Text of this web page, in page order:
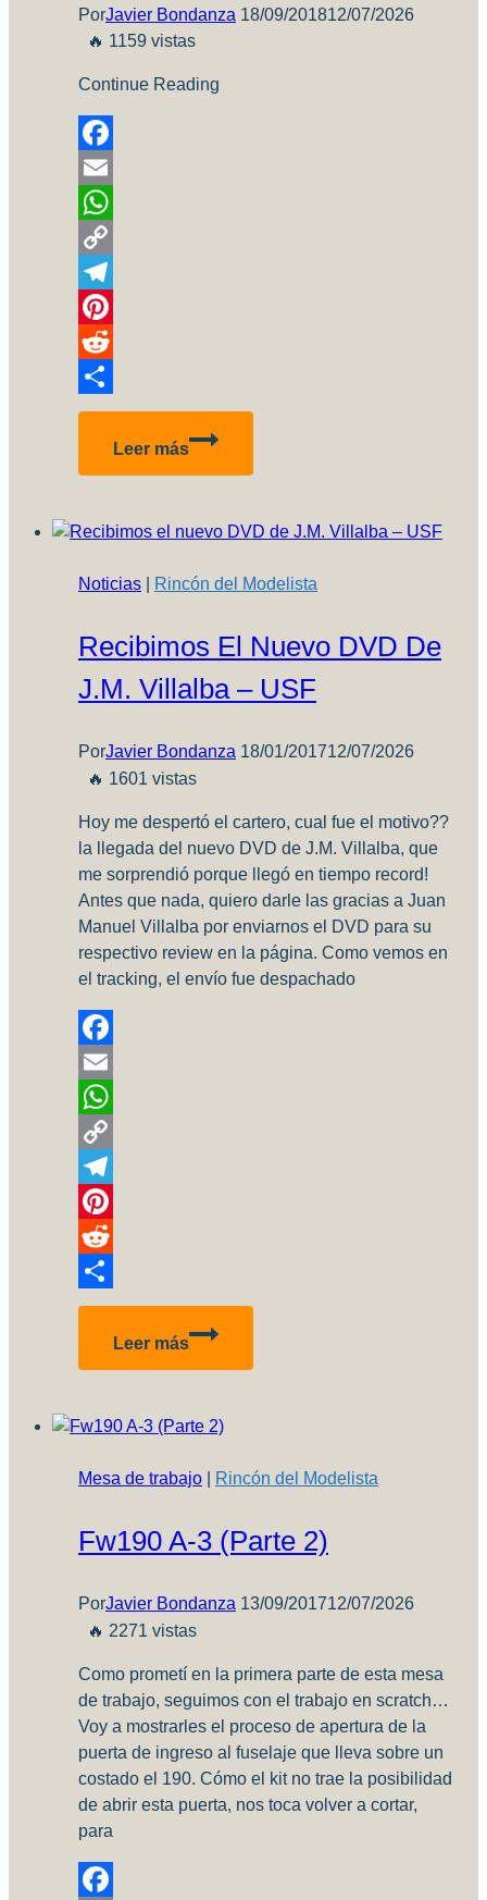
PorJavier Bondanza 18/09/201812/07/2026
🔥 1159 vistas
Continue Reading
Facebook
Email
WhatsApp
Copy
Link
Telegram
Pinterest
Reddit
Compartir
Leer más
Nuevas
Integral
Weathering!
cargo
Rodolfo
Noticias Rincón del Modelista
Recibimos El Nuevo DVD De
J.M. Villalba – USF
PorJavier Bondanza 18/01/201712/07/2026
🔥 1601 vistas
Hoy me despertó el cartero, cual fue el motivo??
la llegada del nuevo DVD de J.M. Villalba, que
me sorprendió porque llegó en tiempo record!
Antes que nada, quiero darle las gracias a Juan
Manuel Villalba por enviarnos el DVD para su
respectivo review en la página. Como vemos en
el tracking, el envío fue despachado
Facebook
Email
WhatsApp
Copy
Link
Telegram
Pinterest
Reddit
Compartir
Leer más
Recibimos
de
Villalba
USF
Mesa de trabajo Rincón del Modelista
Fw190 A-3 (Parte 2)
PorJavier Bondanza 13/09/201712/07/2026
🔥 2271 vistas
Como prometí en la primera parte de esta mesa
de trabajo, seguimos con el trabajo en scratch…
Voy a mostrarles el proceso de apertura de la
puerta de ingreso al fuselaje que lleva sobre un
costado el 190. Cómo el kit no trae la posibilidad
de abrir esta puerta, nos toca volver a cortar,
para